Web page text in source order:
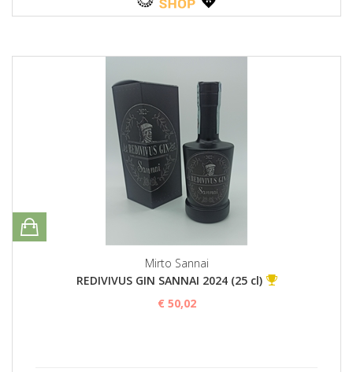
Mirto Sannai
REDIVIVUS GIN SANNAI 2024 (25 cl)
€ 50,02